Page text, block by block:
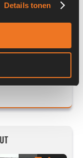
Details tonen
Liebherr L524